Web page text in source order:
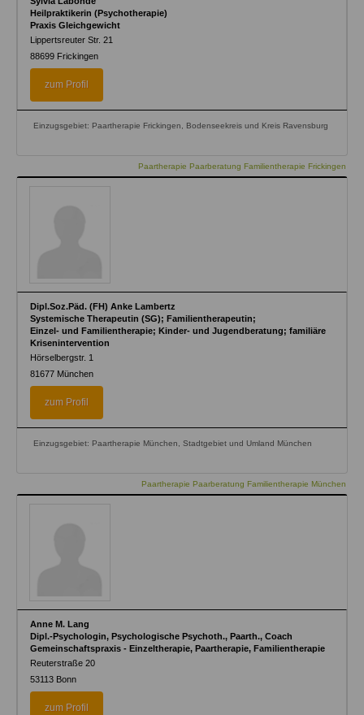
Heilpraktikerin (Psychotherapie)
Praxis Gleichgewicht
Lippertsreuter Str. 21
88699 Frickingen
zum Profil
Einzugsgebiet: Paartherapie Frickingen, Bodenseekreis und Kreis Ravensburg
Paartherapie Paarberatung Familientherapie Frickingen
Dipl.Soz.Päd. (FH) Anke Lambertz
Systemische Therapeutin (SG); Familientherapeutin;
Einzel- und Familientherapie; Kinder- und Jugendberatung; familiäre
Krisenintervention
Hörselbergstr. 1
81677 München
zum Profil
Einzugsgebiet: Paartherapie München, Stadtgebiet und Umland München
Paartherapie Paarberatung Familientherapie München
Anne M. Lang
Dipl.-Psychologin, Psychologische Psychoth., Paarth., Coach
Gemeinschaftspraxis - Einzeltherapie, Paartherapie, Familientherapie
Reuterstraße 20
53113 Bonn
zum Profil